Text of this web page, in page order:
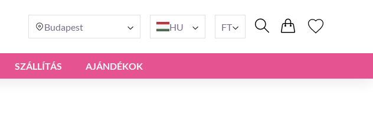
Budapest HU FT
SZÁLLÍTÁS AJÁNDÉKOK